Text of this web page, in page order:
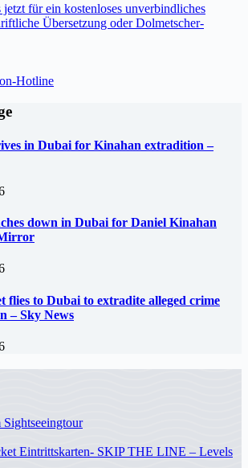
für ein kostenloses unverbindliches
Übersetzung oder Dolmetscher-
Hotline
in Dubai for Kinahan extradition –
down in Dubai for Daniel Kinahan
flies to Dubai to extradite alleged crime
– Sky News
Eintrittskarten- SKIP THE LINE – Levels